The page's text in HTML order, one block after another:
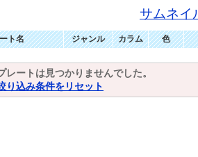
サムネイ
ト名 ジャンル カラム 色
レートは見つかりませんでした。
り込み条件をリセット